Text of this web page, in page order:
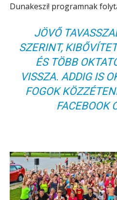
Dunakeszi! programnak
JÖVŐ
SZERINT,
ÉS TÖBB
VISSZA. ADDIG IS
FOGOK
FACEBOOK